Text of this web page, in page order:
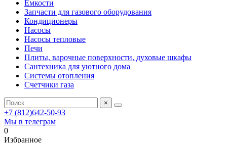
Емкости
Запчасти для газового оборудования
Кондиционеры
Насосы
Насосы тепловые
Печи
Плиты, варочные поверхности, духовые шкафы
Сантехника для уютного дома
Системы отопления
Счетчики газа
×
+7 (812)642-50-93
Мы в телеграм
0
Избранное